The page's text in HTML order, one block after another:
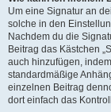
Um eine Signatur an
solche in den
Nachdem du die
Beitrag das Kästchen
auch hinzufügen,
standardmäßige
einzelnen Beitrag
dort einfach das